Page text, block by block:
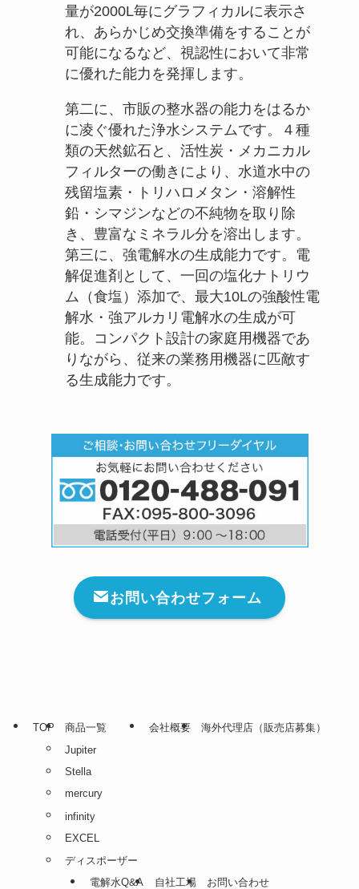
量が2000L毎にグラフィカルに表示さ
れ、あらかじめ交換準備をすることが
可能になるなど、視認性において非常
に優れた能力を発揮します。
第二に、市販の整水器の能力をはるか
に凌ぐ優れた浄水システムです。４種
類の天然鉱石と、活性炭・メカニカル
フィルターの働きにより、水道水中の
残留塩素・トリハロメタン・溶解性
鉛・シマジンなどの不純物を取り除
き、豊富なミネラル分を溶出します。
第三に、強電解水の生成能力です。電
解促進剤として、一回の塩化ナトリウ
ム（食塩）添加で、最大10Lの強酸性電
解水・強アルカリ電解水の生成が可
能。コンパクト設計の家庭用機器であ
りながら、従来の業務用機器に匹敵す
る生成能力です。
お問い合わせフォーム
TOP
商品一覧
Jupiter
Stella
mercury
infinity
EXCEL
ディスポーザー
会社概要 海外代理店（販売店募集）
電解水Q&A 自社工場 お問い合わせ